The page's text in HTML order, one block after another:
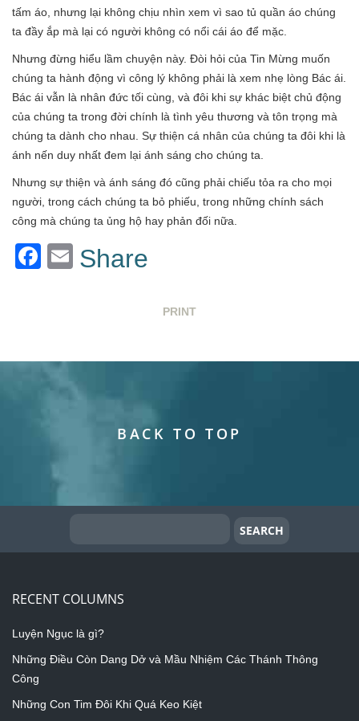
tấm áo, nhưng lại không chịu nhìn xem vì sao tủ quần áo chúng
ta đầy ắp mà lại có người không có nổi cái áo để mặc.
Nhưng đừng hiểu lầm chuyện này. Đòi hỏi của Tin Mừng muốn
chúng ta hành động vì công lý không phải là xem nhẹ lòng Bác ái.
Bác ái vẫn là nhân đức tối cùng, và đôi khi sự khác biệt chủ động
của chúng ta trong đời chính là tình yêu thương và tôn trọng mà
chúng ta dành cho nhau. Sự thiện cá nhân của chúng ta đôi khi là
ánh nến duy nhất đem lại ánh sáng cho chúng ta.
Nhưng sự thiện và ánh sáng đó cũng phải chiếu tỏa ra cho mọi
người, trong cách chúng ta bỏ phiếu, trong những chính sách
công mà chúng ta ủng hộ hay phản đối nữa.
Facebook
Email
Share
PRINT
BACK TO TOP
RECENT COLUMNS
Luyện Ngục là gì?
Những Điều Còn Dang Dở và Mầu Nhiệm Các Thánh Thông
Công
Những Con Tim Đôi Khi Quá Keo Kiệt